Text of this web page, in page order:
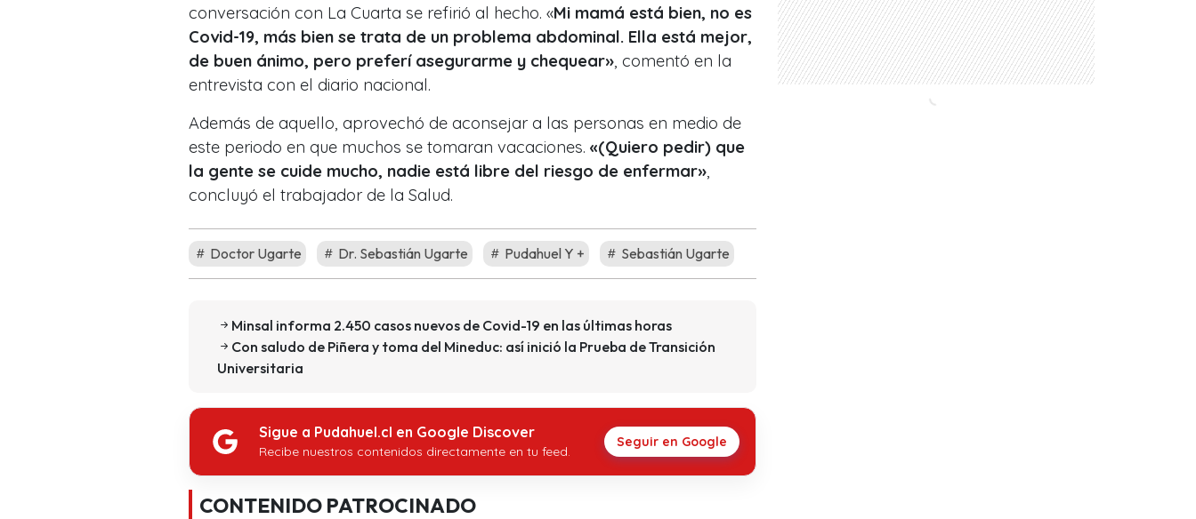
conversación con La Cuarta se refirió al hecho. «Mi mamá está bien, no es
Covid-19, más bien se trata de un problema abdominal. Ella está mejor,
de buen ánimo, pero preferí asegurarme y chequear» , comentó en la
entrevista con el diario nacional.
Además de aquello, aprovechó de aconsejar a las personas en medio de
este periodo en que muchos se tomaran vacaciones. «(Quiero pedir) que
la gente se cuide mucho, nadie está libre del riesgo de enfermar»
concluyó el trabajador de la Salud.
Doctor Ugarte Dr. Sebastián Ugarte Pudahuel Y + Sebastián Ugarte
Minsal informa 2.450 casos nuevos de Covid-19 en las últimas horas
Con saludo de Piñera y toma del Mineduc: así inició la Prueba de Transición
Universitaria
Sigue a Pudahuel.cl en Google Discover
Recibe nuestros contenidos directamente en tu feed.
Seguir en Google
CONTENIDO PATROCINADO